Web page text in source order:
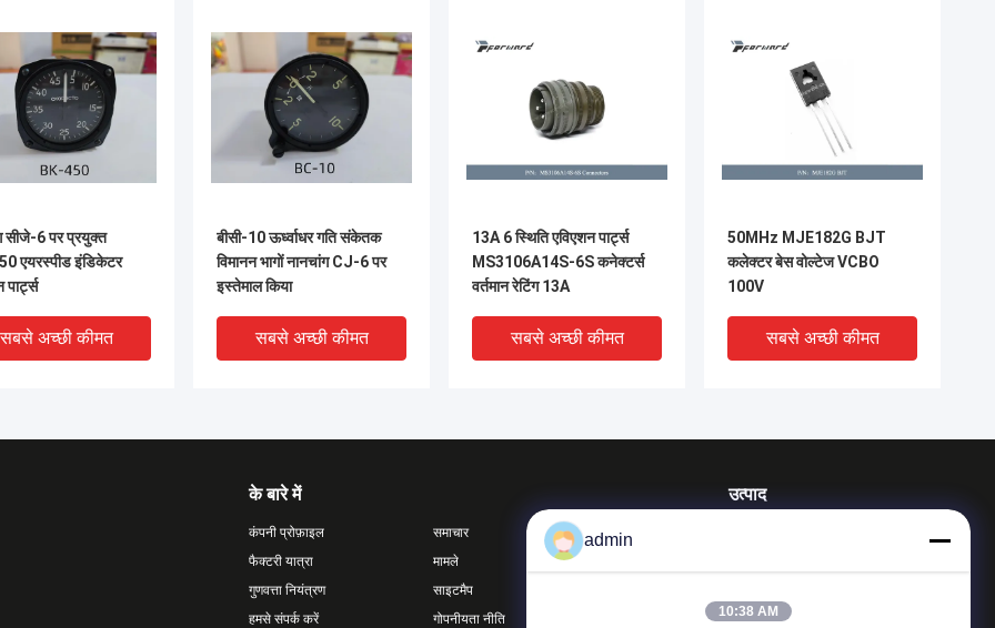
सीजे-6 पर प्रयुक्त
एयरस्पीड इंडिकेटर
पार्ट्स
सबसे अच्छी कीमत
बीसी-10 ऊर्ध्वाधर गति संकेतक
विमानन भागों नानचांग CJ-6 पर
इस्तेमाल किया
सबसे अच्छी कीमत
13A 6 स्थिति एविएशन पार्ट्स
MS3106A14S-6S कनेक्टर्स
वर्तमान रेटिंग 13A
सबसे अच्छी कीमत
50MHz MJE182G BJT
कलेक्टर बेस वोल्टेज VCBO
100V
सबसे अच्छी कीमत
के बारे में
कंपनी प्रोफ़ाइल
फैक्टरी यात्रा
गुणवत्ता नियंत्रण
हमसे संपर्क करें
समाचार
मामले
साइटमैप
गोपनीयता नीति
उत्पाद
सभी श्रेणियाँ
admin
10:38 AM